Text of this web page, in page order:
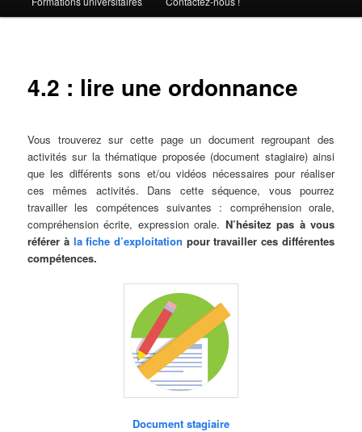
4.2 : lire une ordonnance
Vous trouverez sur cette page un document regroupant des
activités sur la thématique proposée (document stagiaire) ainsi
que les différents sons et/ou vidéos nécessaires pour réaliser
ces mêmes activités. Dans cette séquence, vous pourrez
travailler les compétences suivantes : compréhension orale,
compréhension écrite, expression orale. N’hésitez pas à vous
référer à la fiche d’exploitation pour travailler ces différentes
compétences.
Document stagiaire